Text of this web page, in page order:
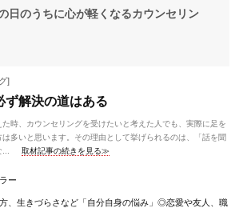
日のうちに心が軽くなるカウンセリン
]
ず解決の道はある
時、カウンセリングを受けたいと考えた人でも、実際に足を
多いと思います。その理由として挙げられるのは、「話を聞
取材記事の続きを見る≫
ー
、生きづらさなど「自分自身の悩み」◎恋愛や友人、職